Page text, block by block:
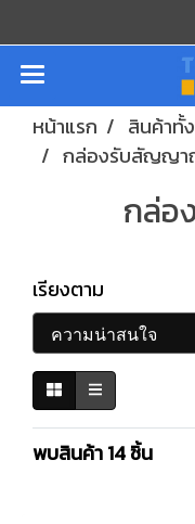
หน้าแรก สินค้าทั้
กล่องรับสัญญ
กล่
เรียงตาม
พบสินค้า 14 ชิ้น